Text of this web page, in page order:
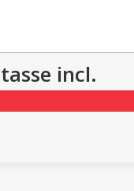
tasse incl.